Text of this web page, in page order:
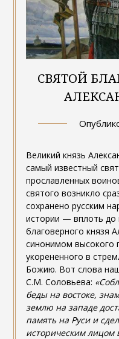
СВЯТОЙ
Великий князь
самый известный
прославленных
святого возникло
сохранено русским
истории — вплоть
благоверного князя
синонимом высокого
укорененного в
Божию. Вот слова
С.М. Соловьева:
беды на востоке,
землю на западе
память на Руси и
историческим лицом